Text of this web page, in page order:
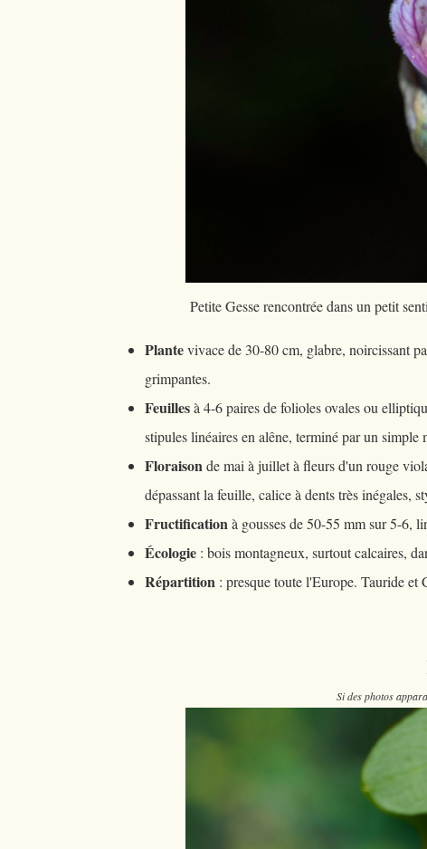
Petite Gesse rencontrée dans un petit
Plantevivace de 30-80 cm, glabre, noircissant
grimpantes.
Feuillesà 4-6 paires de folioles ovales ou
stipules linéaires en alêne, terminé par un simple
Floraison de mai à juillet à fleurs d'un rouge
dépassant la feuille, calice à dents très inégales,
Fructification à gousses de 50-55 mm sur 5-6,
Écologie: bois montagneux, surtout calcaires,
Répartition : presque toute l'Europe. Tauride et
Si des photos